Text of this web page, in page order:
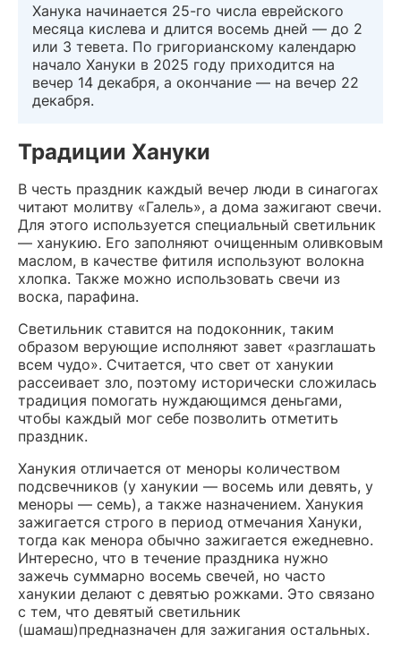
Ханука начинается 25-го числа еврейского
месяца кислева и длится восемь дней — до 2
или 3 тевета. По григорианскому календарю
начало Хануки в 2025 году приходится на
вечер 14 декабря, а окончание — на вечер 22
декабря.
Традиции Хануки
В честь праздник каждый вечер люди в синагогах
читают молитву «Галель», а дома зажигают свечи.
Для этого используется специальный светильник
— ханукию. Его заполняют очищенным оливковым
маслом, в качестве фитиля используют волокна
хлопка. Также можно использовать свечи из
воска, парафина.
Светильник ставится на подоконник, таким
образом верующие исполняют завет «разглашать
всем чудо». Считается, что свет от ханукии
рассеивает зло, поэтому исторически сложилась
традиция помогать нуждающимся деньгами,
чтобы каждый мог себе позволить отметить
праздник.
Ханукия отличается от меноры количеством
подсвечников (у ханукии — восемь или девять, у
меноры — семь), а также назначением. Ханукия
зажигается строго в период отмечания Хануки,
тогда как менора обычно зажигается ежедневно.
Интересно, что в течение праздника нужно
зажечь суммарно восемь свечей, но часто
ханукии делают с девятью рожками. Это связано
с тем, что девятый светильник
(шамаш)предназначен для зажигания остальных.